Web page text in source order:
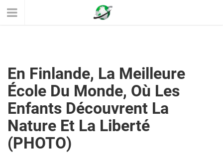
En Finlande, La Meilleure
École Du Monde, Où Les
Enfants Découvrent La
Nature Et La Liberté
(PHOTO)